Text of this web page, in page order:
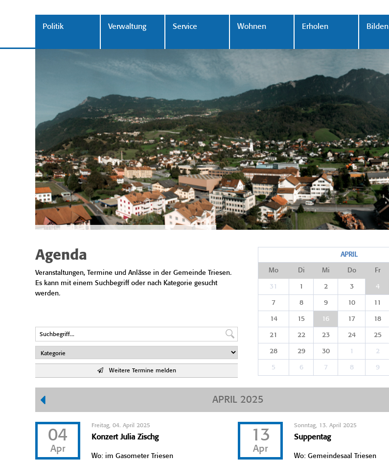
Politik Verwaltung Service Wohnen Erholen Bilden
Agenda
Veranstaltungen, Termine und Anlässe in der Gemeinde Triesen.
Es kann mit einem Suchbegriff oder nach Kategorie gesucht
werden.
Weitere Termine melden
APRIL
Mo Di Mi Do Fr
31 1 2 3 4
7 8 9 10 11
14 15 16 17 18
21 22 23 24 25
28 29 30 1 2
5 6 7 8 9
APRIL 2025
04
Apr
Freitag, 04. April 2025
Konzert Julia Zischg
Wo: im Gasometer Triesen
13
Apr
Sonntag, 13. April 2025
Suppentag
Wo: Gemeindesaal Triesen